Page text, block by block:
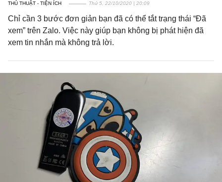
THỦ THUẬT - TIỆN ÍCH Thứ 5, 22/10/2020 | 20:09
Chỉ cần 3 bước đơn giản bạn đã có thể tắt trạng thái “Đã
xem” trên Zalo. Việc này giúp bạn không bị phát hiện đã
xem tin nhắn mà không trả lời.